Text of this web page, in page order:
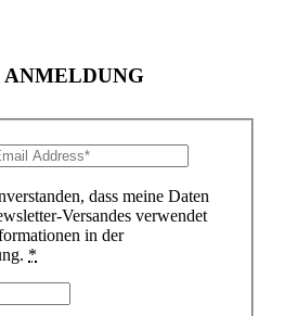
dass meine Daten
Versandes verwendet
in der
*